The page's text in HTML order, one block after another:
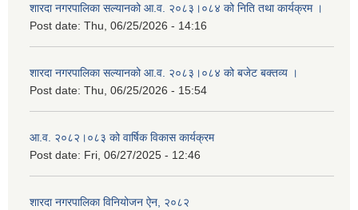
शारदा नगरपालिका सल्यानको आ.व. २०८३।०८४ को निति तथा कार्यक्रम ।
Post date: Thu, 06/25/2026 - 14:16
शारदा नगरपालिका सल्यानको आ.व. २०८३।०८४ को बजेट बक्तव्य ।
Post date: Thu, 06/25/2026 - 15:54
आ.व. २०८२।०८३ को वार्षिक विकास कार्यक्रम
Post date: Fri, 06/27/2025 - 12:46
शारदा नगरपालिका विनियोजन ऐन, २०८२